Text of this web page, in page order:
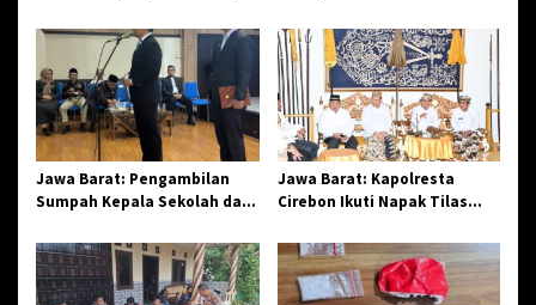
2026
Jangkar Gelar Halal Bi Halal
di Losari
Jawa Barat: Pengambilan
Sumpah Kepala Sekolah dan
Penegasan Integritas
Aparatur Pendidikan dan
Birokrasi
Jawa Barat: Kapolresta
Cirebon Ikuti Napak Tilas
Sinergi dan Pelestarian
Sejarah